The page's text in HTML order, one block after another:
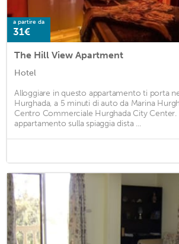
a partire da
31€
The Hill View Apartment
Hotel
Alloggiare in questo appartamento ti porta
Hurghada, a 5 minuti di auto da Marina
Centro Commerciale Hurghada City
appartamento sulla spiaggia dista ...